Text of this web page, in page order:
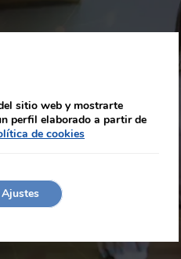
sitio web y mostrarte
perfil elaborado a partir de
de cookies
Ajustes